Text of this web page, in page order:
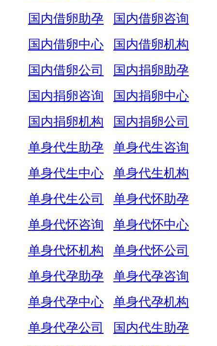
国内借卵助孕
国内借卵咨询
国内借卵中心
国内借卵机构
国内借卵公司
国内捐卵助孕
国内捐卵咨询
国内捐卵中心
国内捐卵机构
国内捐卵公司
单身代生助孕
单身代生咨询
单身代生中心
单身代生机构
单身代生公司
单身代怀助孕
单身代怀咨询
单身代怀中心
单身代怀机构
单身代怀公司
单身代孕助孕
单身代孕咨询
单身代孕中心
单身代孕机构
单身代孕公司
国内代生助孕